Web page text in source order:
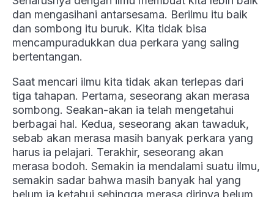
dan mengasihani antarsesama. Berilmu itu baik
dan sombong itu buruk. Kita tidak bisa
mencampuradukkan dua perkara yang saling
bertentangan.
Saat mencari ilmu kita tidak akan terlepas dari
tiga tahapan. Pertama, seseorang akan merasa
sombong. Seakan-akan ia telah mengetahui
berbagai hal. Kedua, seseorang akan tawaduk,
sebab akan merasa masih banyak perkara yang
harus ia pelajari. Terakhir, seseorang akan
merasa bodoh. Semakin ia mendalami suatu ilmu,
semakin sadar bahwa masih banyak hal yang
belum ia ketahui sehingga merasa dirinya belum